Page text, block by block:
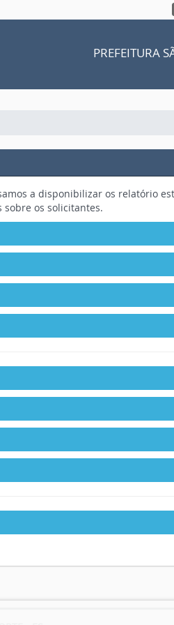
PREFEITURA
a disponibilizar os relatório
os solicitantes.